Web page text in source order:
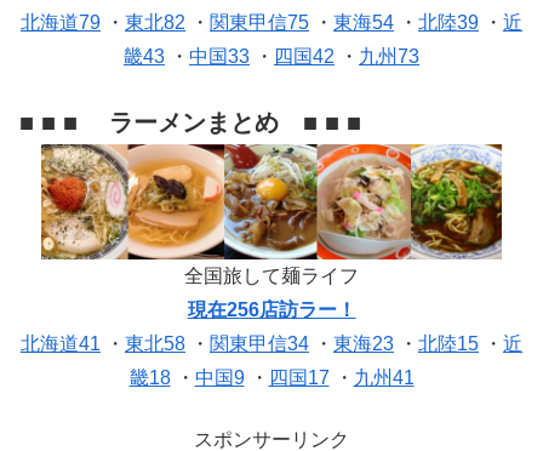
北海道79 ・ 東北82 ・ 関東甲信75 ・ 東海54 ・ 北陸39 ・ 近
畿43 ・ 中国33 ・ 四国42 ・ 九州73
■ ■ ■ ラーメンまとめ ■ ■ ■
全国旅して麺ライフ
現在256店訪ラー！
北海道41 ・ 東北58 ・ 関東甲信34 ・ 東海23 ・ 北陸15 ・ 近
畿18・ 中国9・ 四国17 ・ 九州41
スポンサーリンク